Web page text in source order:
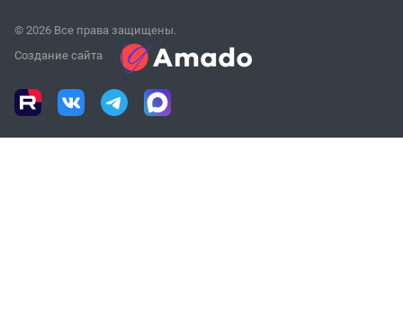
© 2026 Все права защищены.
Создание сайта